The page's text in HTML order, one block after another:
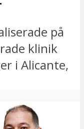
på
klinik
i Alicante,